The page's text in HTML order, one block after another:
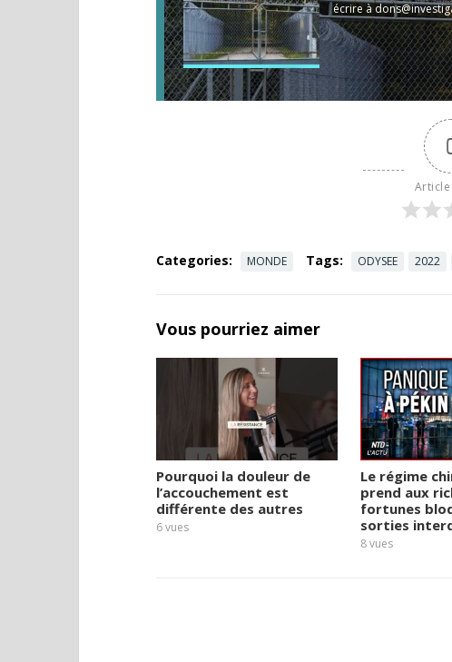
écrire à
https://
Article
Categories: MONDE Tags: ODYSEE 2022
Vous pourriez aimer
Pourquoi la douleur de
l’accouchement est
différente des autres
6vues
Le régime
prend aux
fortunes
sorties
8vues